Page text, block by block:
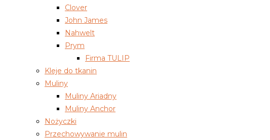
Clover
John James
Nahwelt
Prym
Firma TULIP
Kleje do tkanin
Muliny
Muliny Ariadny
Muliny Anchor
Nożyczki
Przechowywanie mulin